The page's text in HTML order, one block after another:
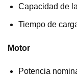
Capacidad de
Tiempo de
Motor
Potencia